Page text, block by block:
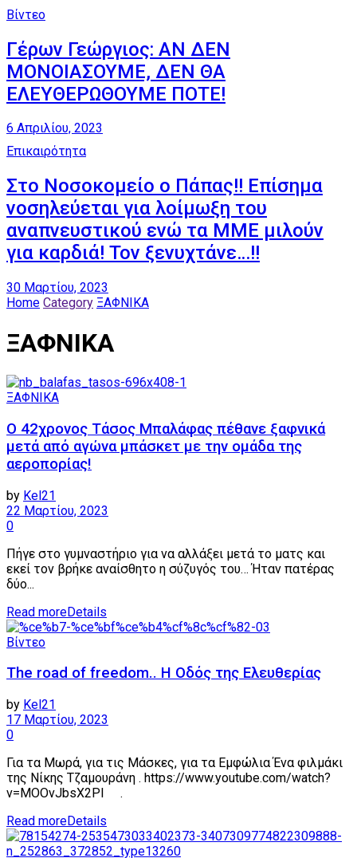
Βίντεο
Γέρων Γεώργιος: ΑΝ ΔΕΝ
ΜΟΝΟΙΑΣΟΥΜΕ, ΔΕΝ ΘΑ
ΕΛΕΥΘΕΡΩΘΟΥΜΕ ΠΟΤΕ!
6 Απριλίου, 2023
Επικαιρότητα
Στο Νοσοκομείο ο Πάπας!! Επίσημα
νοσηλεύεται για λοίμωξη του
αναπνευστικού ενώ τα ΜΜΕ μιλούν
για καρδιά! Τον ξενυχτάνε…!!
30 Μαρτίου, 2023
Home Category ΞΑΦΝΙΚΑ
ΞΑΦΝΙΚΑ
ΞΑΦΝΙΚΑ
Ο 42χρονος Τάσος Μπαλάφας πέθανε ξαφνικά
μετά από αγώνα μπάσκετ με την ομάδα της
αεροπορίας!
by Kel21
22 Μαρτίου, 2023
0
Πήγε στο γυμναστήριο για να αλλάξει μετά το ματς και
εκεί τον βρήκε αναίσθητο η σύζυγός του… Ήταν πατέρας
δύο...
Read moreDetails
Βίντεο
The road of freedom.. Η Οδός της Ελευθερίας
by Kel21
17 Μαρτίου, 2023
0
Για τα Μωρά, για τις Μάσκες, για τα Εμφώλια Ένα φιλμάκι
της Νίκης Τζαμουράνη . https://www.youtube.com/watch?
v=MOOvJbsX2PI .
Read moreDetails